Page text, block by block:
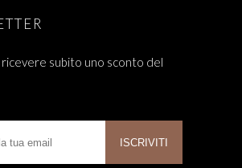
subito uno sconto del